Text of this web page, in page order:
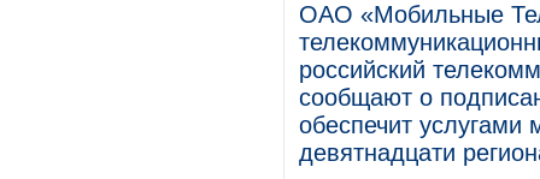
ОАО «Мобильные
российский
сообщают о
обеспечит
девятнадцати